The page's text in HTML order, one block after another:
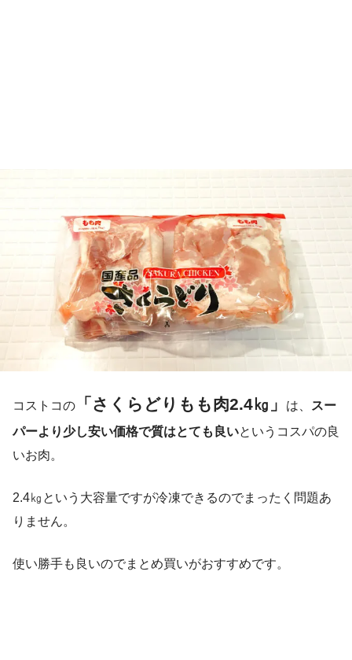
コストコの 「さくらどりもも肉2.4㎏」 は、
スー
パーより少し安い価格で質はとても良いというコスパの良
いお肉。
2.4㎏という大容量ですが冷凍できるのでまったく問題あ
りません。
使い勝手も良いのでまとめ買いがおすすめです。